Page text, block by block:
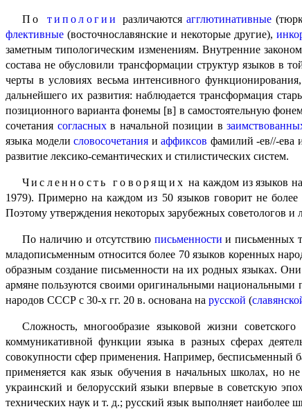
По типологии различаются агглютинативные
флективные (восточнославянские и некоторые другие),
заметным типологическим изменениям. Внутренние
состава не обусловили трансформации структур языков в
черты в условиях весьма интенсивного
дальнейшего их развития: наблюдается трансформация
позиционного варианта фонемы [в] в самостоятельную
сочетания согласныхв начальной позиции в
языка моделисловосочетания иаффиксов фамилий -ев//-ева
развитие лексико-семантических и стилистических систем.
Численность говорящих на каждом из языков
1979). Примерно на каждом из 50 языков говорит не
Поэтому утверждения некоторых зарубежных советологов
По наличию и отсутствию письменности и письменных
младо­пись­мен­ным относится более 70 языков коренных
образ­ным создание письменности на их родных языках.
армяне пользу­ют­ся своими оригиналь­ны­ми
народов СССР с 30‑х гг. 20 в. основана на русской (
Сложность, многообразие языковой жизни
коммуникатив­ной функции языка в разных сферах
совокупности сфер применения. Например, бесписьменный
применяется как язык обучения в начальных школах, но
украинский и белорусский языки впервые в советскую
технических наук и т. д.; русский язык выполняет